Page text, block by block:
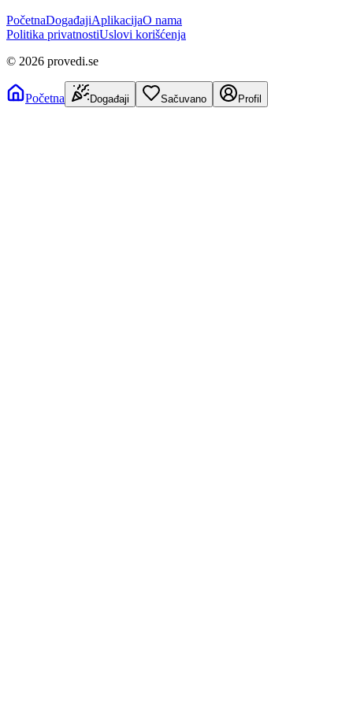
PočetnaDogađajiAplikacijaO nama
Politika privatnostiUslovi korišćenja
© 2026 provedi.se
Početna Događaji Sačuvano Profil